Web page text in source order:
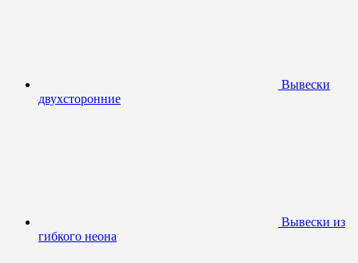
Вывески
двухсторонние
Вывески из
гибкого неона